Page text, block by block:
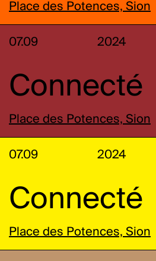
Place des Potences, Sion
07.09 2024
Connecté
Place des Potences, Sion
07.09 2024
Connecté
Place des Potences, Sion